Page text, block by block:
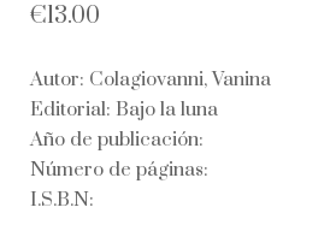
€13.00
Autor: Colagiovanni, Vanina
Editorial: Bajo la luna
Año de publicación:
Número de páginas:
I.S.B.N: